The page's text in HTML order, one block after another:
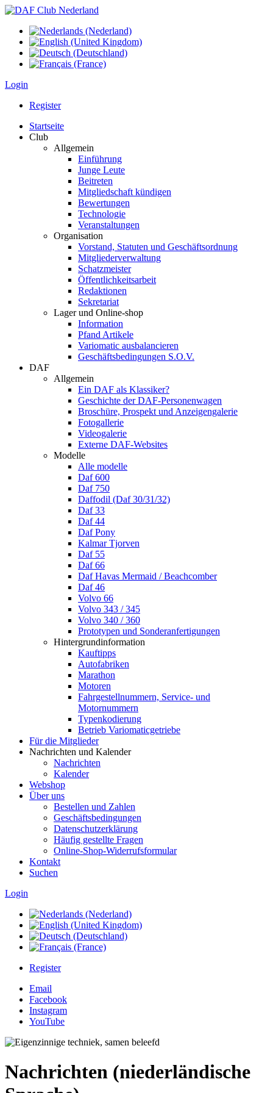
Login
Register
Startseite
Club
Allgemein
Einführung
Junge Leute
Beitreten
Mitgliedschaft kündigen
Bewertungen
Technologie
Veranstaltungen
Organisation
Vorstand, Statuten und Geschäftsordnung
Mitgliederverwaltung
Schatzmeister
Öffentlichkeitsarbeit
Redaktionen
Sekretariat
Lager und Online-shop
Information
Pfand Artikele
Variomatic ausbalancieren
Geschäftsbedingungen S.O.V.
DAF
Allgemein
Ein DAF als Klassiker?
Geschichte der DAF-Personenwagen
Broschüre, Prospekt und Anzeigengalerie
Fotogallerie
Videogalerie
Externe DAF-Websites
Modelle
Alle modelle
Daf 600
Daf 750
Daffodil (Daf 30/31/32)
Daf 33
Daf 44
Daf Pony
Kalmar Tjorven
Daf 55
Daf 66
Daf Havas Mermaid / Beachcomber
Daf 46
Volvo 66
Volvo 343 / 345
Volvo 340 / 360
Prototypen und Sonderanfertigungen
Hintergrundinformation
Kauftipps
Autofabriken
Marathon
Motoren
Fahrgestellnummern, Service- und
Motornummern
Typenkodierung
Betrieb Variomaticgetriebe
Für die Mitglieder
Nachrichten und Kalender
Nachrichten
Kalender
Webshop
Über uns
Bestellen und Zahlen
Geschäftsbedingungen
Datenschutzerklärung
Häufig gestellte Fragen
Online-Shop-Widerrufsformular
Kontakt
Suchen
Login
Register
Email
Facebook
Instagram
YouTube
Nachrichten (niederländische